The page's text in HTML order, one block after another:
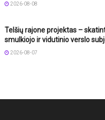
2026-08-08
Telšių rajone projektas –
smulkiojo ir vidutinio verslo
2026-08-07